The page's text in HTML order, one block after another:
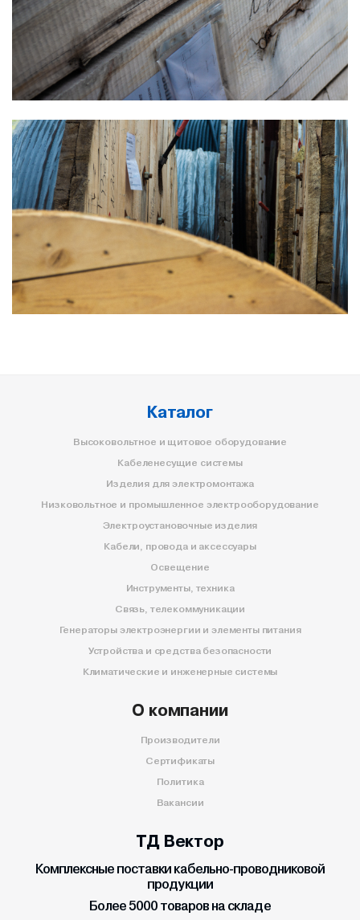
Каталог
Высоковольтное и щитовое оборудование
Кабеленесущие системы
Изделия для электромонтажа
Низковольтное и промышленное электрооборудование
Электроустановочные изделия
Кабели, провода и аксессуары
Освещение
Инструменты, техника
Связь, телекоммуникации
Генераторы электроэнергии и элементы питания
Устройства и средства безопасности
Климатические и инженерные системы
О компании
Производители
Сертификаты
Политика
Вакансии
ТД Вектор
Комплексные поставки кабельно-проводниковой
продукции
Более 5000 товаров на складе